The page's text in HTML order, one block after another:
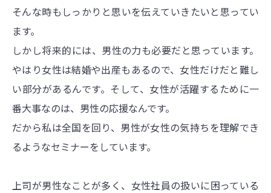
そんな時もしっかりと思いを伝えていきたいと思ってい
ます。
しかし将来的には、男性の力も必要だと思っています。
やはり女性は結婚や出産もあるので、女性だけだと難し
い部分があるんです。そして、女性が活躍するために一
番大事なのは、男性の応援なんです。
だから私は全国を回り、男性が女性の気持ちを理解でき
るようなセミナーをしています。
上司が男性なことが多く、女性社員の扱いに困っている